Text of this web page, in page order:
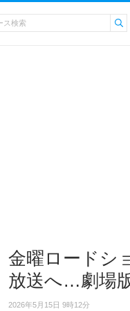
金曜ロードシ
放送へ…劇場
2026年5月15日 9時12分